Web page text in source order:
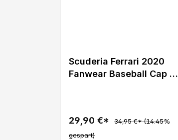
Scuderia Ferrari 2020
Fanwear Baseball Cap in
29,90 €* 34,95 €*(14.45%
gespart)